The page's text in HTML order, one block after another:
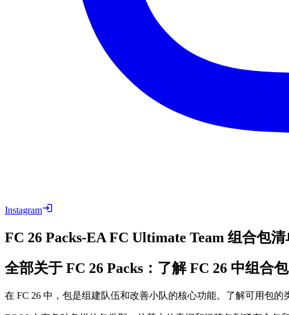
Instagram
FC 26 Packs-EA FC Ultimate Team 组合包
全部关于 FC 26 Packs：了解 FC 26 中组合
在 FC 26 中，包是组建队伍和改善小队的核心功能。了解可用包的